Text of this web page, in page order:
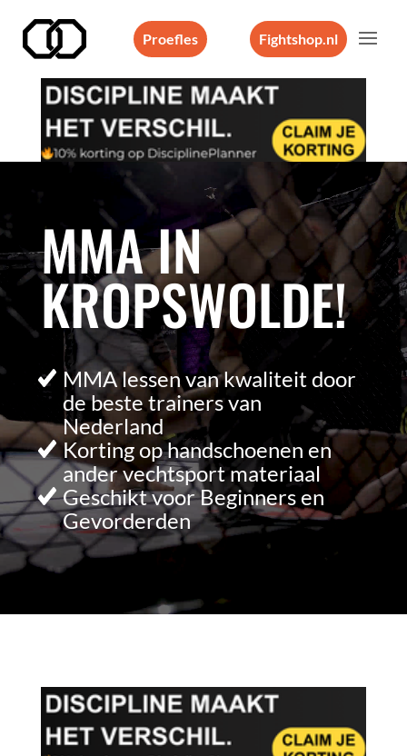
Proefles Fightshop.nl
Videospeler
MMA IN
KROPSWOLDE!
MMA lessen van kwaliteit door
de beste trainers van
Nederland
Korting op handschoenen en
ander vechtsport materiaal
Geschikt voor Beginners en
Gevorderden